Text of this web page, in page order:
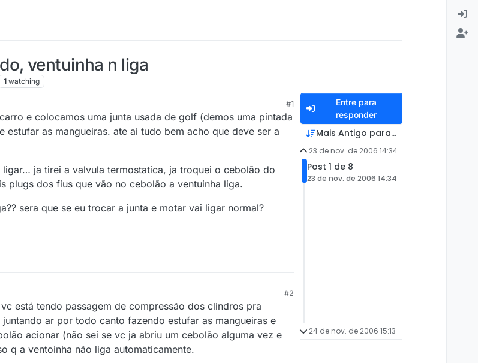
ventuinha n liga
1 watching
#1
e colocamos uma junta usada de golf (demos uma pintada
estufar as mangueiras. ate ai tudo bem acho que deve ser a
ja tirei a valvula termostatica, ja troquei o cebolão do
plugs dos fius que vão no cebolão a ventuinha liga.
sera que se eu trocar a junta e motar vai ligar normal?
#2
está tendo passagem de compressão dos clindros pra
ar por todo canto fazendo estufar as mangueiras e
acionar (não sei se vc ja abriu um cebolão alguma vez e
q a ventoinha não liga automaticamente.
Entre para
responder
Mais Antigo para Mais Recente
23 de nov. de 2006 14:34
Post 1 de 8
23 de nov. de 2006 14:34
24 de nov. de 2006 15:13